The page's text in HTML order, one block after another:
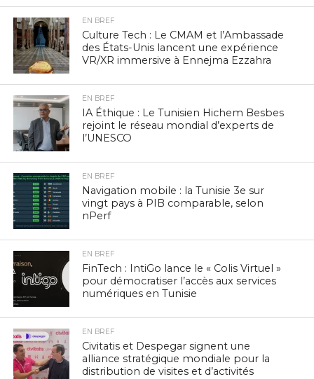
EN BREF
Culture Tech : Le CMAM et l’Ambassade
des États-Unis lancent une expérience
VR/XR immersive à Ennejma Ezzahra
EN BREF
IA Éthique : Le Tunisien Hichem Besbes
rejoint le réseau mondial d’experts de
l’UNESCO
EN BREF
Navigation mobile : la Tunisie 3e sur
vingt pays à PIB comparable, selon
nPerf
EN BREF
FinTech : IntiGo lance le « Colis Virtuel »
pour démocratiser l’accès aux services
numériques en Tunisie
EN BREF
Civitatis et Despegar signent une
alliance stratégique mondiale pour la
distribution de visites et d’activités